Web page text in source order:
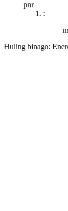
pnr
:
Huling binago: